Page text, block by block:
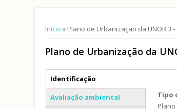
Está aqui
Início » Plano de Urbanização da UNOR 3
Plano de Urbanização da
Separadores verticais
Identificação
(separador ativo)
Avaliação ambiental
Tipo